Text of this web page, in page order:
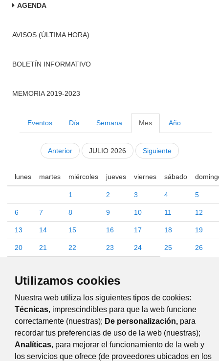
Utilizamos cookies
Nuestra web utiliza los siguientes tipos de cookies:
Técnicas, imprescindibles para que la web funcione
correctamente (nuestras); De personalización, para
recordar tus preferencias de uso de la web (nuestras);
Analíticas, para mejorar el funcionamiento de la web y
los servicios que ofrece (de proveedores ubicados en los
AGENDA
AVISOS (ÚLTIMA HORA)
BOLETÍN INFORMATIVO
MEMORIA 2019-2023
Eventos Día Semana Mes Año
Anterior JULIO 2026 Siguiente
lunes martes miércoles jueves viernes sábado
1 2 3 4 5
6 7 8 9 10 11 12
13 14 15 16 17 18 19
20 21 22 23 24 25 26
Consumo
Emprendimiento
Formación
Desarrollo Económico, Emprendimiento y Empleabilidad
Comercio